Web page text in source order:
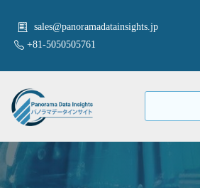
sales@panoramadatainsights.jp
+81-5050505761